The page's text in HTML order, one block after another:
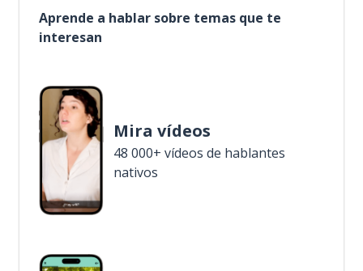
Aprende a hablar sobre temas que te
interesan
Mira vídeos
48 000+ vídeos de hablantes
nativos